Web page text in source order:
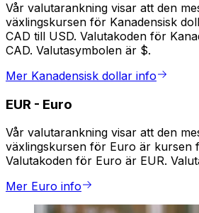
Vår valutarankning visar att den
växlingskursen för Kanadensisk
CAD till USD. Valutakoden för
CAD. Valutasymbolen är $.
Mer Kanadensisk dollar info
EUR - Euro
Vår valutarankning visar att den
växlingskursen för Euro är kursen
Valutakoden för Euro är EUR.
Mer Euro info